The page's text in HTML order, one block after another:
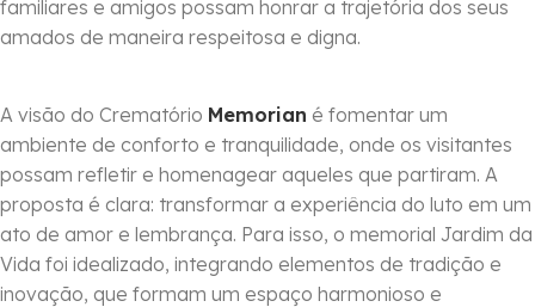
familiares e amigos possam honrar a trajetória dos seus
amados de maneira respeitosa e digna.
A visão do Crematório Memorian é fomentar um
ambiente de conforto e tranquilidade, onde os visitantes
possam refletir e homenagear aqueles que partiram. A
proposta é clara: transformar a experiência do luto em um
ato de amor e lembrança. Para isso, o memorial Jardim da
Vida foi idealizado, integrando elementos de tradição e
inovação, que formam um espaço harmonioso e